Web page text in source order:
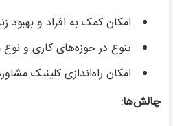
امکان کمک به افراد و بهبود
تنوع در حوزه‌های کاری و نوع
امکان راه‌اندازی کلینیک
چالش‌ها: